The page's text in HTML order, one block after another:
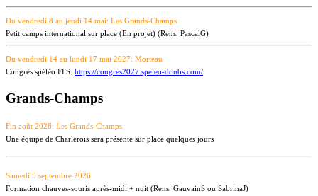
Du vendredi 8 au jeudi 14 mai: Les Grands-Champs
Petit camps international sur place (En projet) (Rens. PascalG)
Du vendredi 14 au lundi 17 mai 2027: Morteau
Congrès spéléo FFS. https://congres2027.speleo-doubs.com/
Grands-Champs
Fin août 2026: Les Grands-Champs
Une équipe de Charlerois sera présente sur place quelques jours
Samedi 5 septembre 2026
Formation chauves-souris après-midi + nuit (Rens. GauvainS ou SabrinaJ)